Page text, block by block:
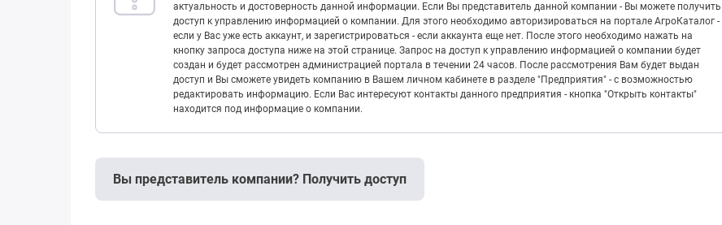
актуальность и достоверность данной информации. Если Вы представитель данной компании - Вы можете получить
доступ к управлению информацией о компании. Для этого необходимо авторизироваться на портале АгроКаталог -
если у Вас уже есть аккаунт, и зарегистрироваться - если аккаунта еще нет. После этого необходимо нажать на
кнопку запроса доступа ниже на этой странице. Запрос на доступ к управлению информацией о компании будет
создан и будет рассмотрен администрацией портала в течении 24 часов. После рассмотрения Вам будет выдан
доступ и Вы сможете увидеть компанию в Вашем личном кабинете в разделе "Предприятия" - с возможностью
редактировать информацию. Если Вас интересуют контакты данного предприятия - кнопка "Открыть контакты"
находится под информацие о компании.
Вы представитель компании? Получить доступ